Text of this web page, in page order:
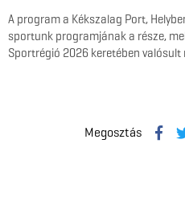
A program a Kékszalag Port,
sportunk programjának a része,
Sportrégió 2026 keretében valósult
Megosztás